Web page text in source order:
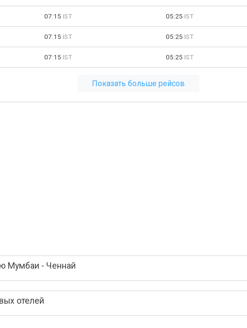
07:15 IST 05:25 IST
07:15 IST 05:25 IST
07:15 IST 05:25 IST
Показать больше рейсов
Мумбаи - Ченнай
отелей